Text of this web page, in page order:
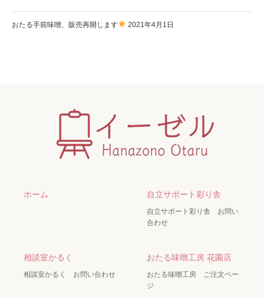
おたる手前味噌、販売再開します 2021年4月1日
ホーム 自立サポート彩り舎
自立サポート彩り舎 お問い
合わせ
相談室かるく
相談室かるく お問い合わせ
おたる味噌工房 花園店
おたる味噌工房 ご注文ペー
ジ